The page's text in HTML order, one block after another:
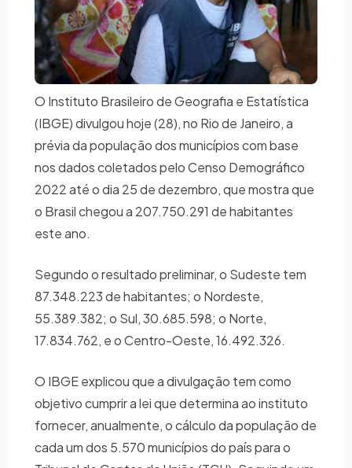
O Instituto Brasileiro de Geografia e Estatística
(IBGE) divulgou hoje (28), no Rio de Janeiro, a
prévia da população dos municípios com base
nos dados coletados pelo Censo Demográfico
2022 até o dia 25 de dezembro, que mostra que
o Brasil chegou a 207.750.291 de habitantes
este ano.
Segundo o resultado preliminar, o Sudeste tem
87.348.223 de habitantes; o Nordeste,
55.389.382; o Sul, 30.685.598; o Norte,
17.834.762, e o Centro-Oeste, 16.492.326.
O IBGE explicou que a divulgação tem como
objetivo cumprir a lei que determina ao instituto
fornecer, anualmente, o cálculo da população de
cada um dos 5.570 municípios do país para o